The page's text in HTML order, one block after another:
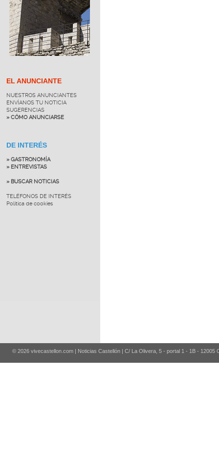
EL ANUNCIANTE
NUESTROS ANUNCIANTES
ENVÍANOS TU NOTICIA
SUGERENCIAS
» CÓMO ANUNCIARSE
DE INTERÉS
» GASTRONOMÍA
» ENTREVISTAS
» BUSCAR NOTICIAS
TELÉFONOS DE INTERÉS
Política de cookies
© 2026 vivecastellon.com | Noticias Castellón | C/ La Olivera, 5 - portal 1 - 1B - 12005